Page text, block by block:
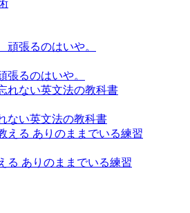
張るのはいや。
ない英文法の教科書
る ありのままでいる練習